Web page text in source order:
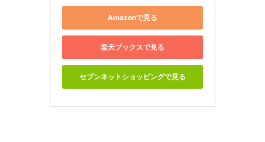
Amazonで見る
楽天ブックスで見る
セブンネットショッピングで見る